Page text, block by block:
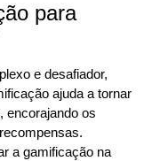
para
e desafiador,
ajuda a tornar
encorajando os
a gamificação na